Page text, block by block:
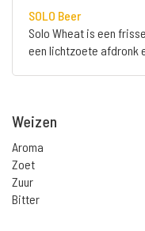
SOLO Beer
Solo Wheat is een
een lichtzoete afdronk
Weizen
Aroma
Zoet
Zuur
Bitter